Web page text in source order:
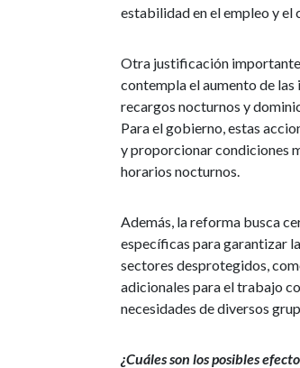
estabilidad en el empleo y
Otra justificación
contempla el aumento de
recargos nocturnos y
Para el gobierno, estas
y proporcionar condiciones
horarios nocturnos.
Además, la reforma busca
específicas para garantizar
sectores desprotegidos,
adicionales para el trabajo
necesidades de diversos
¿Cuáles son los posibles